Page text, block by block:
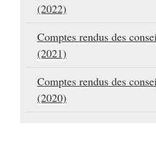
(2022)
Comptes rendus des
(2021)
Comptes rendus des
(2020)